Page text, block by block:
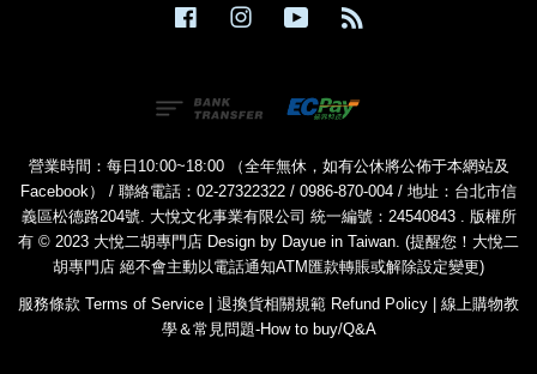
Facebook Instagram YouTube
營業時間：每日10:00~18:00 （全年無休，如有公休將公佈于本網站及
Facebook） / 聯絡電話：02-27322322 / 0986-870-004 / 地址：台北市信
義區松德路204號. 大悅文化事業有限公司 統一編號：24540843 . 版權所
有 © 2023 大悅二胡專門店 Design by Dayue in Taiwan. (提醒您！大悅二
胡專門店 絕不會主動以電話通知ATM匯款轉賬或解除設定變更)
服務條款 Terms of Service 退換貨相關規範 Refund Policy
線上購物教
學＆常見問題-How to buy/Q&A